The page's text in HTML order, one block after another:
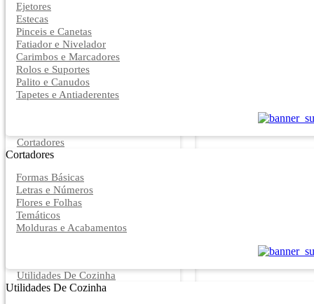
Ejetores
Estecas
Pinceis e Canetas
Fatiador e Nivelador
Carimbos e Marcadores
Rolos e Suportes
Palito e Canudos
Tapetes e Antiaderentes
Cortadores
Cortadores
Formas Básicas
Letras e Números
Flores e Folhas
Temáticos
Molduras e Acabamentos
Utilidades De Cozinha
Utilidades De Cozinha